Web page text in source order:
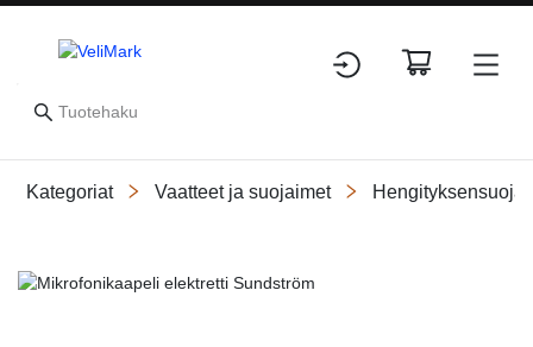
Kategoriat Vaatteet ja suojaimet
Slide 1 of 4